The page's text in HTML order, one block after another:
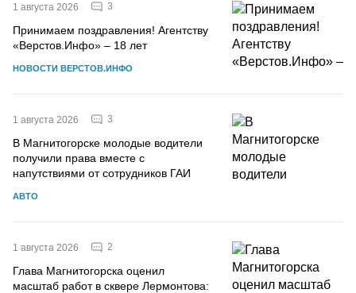
1 августа 2026 3
Принимаем поздравления! Агентству
«Верстов.Инфо» – 18 лет
НОВОСТИ ВЕРСТОВ.ИНФО
1 августа 2026 3
В Магнитогорске молодые водители
получили права вместе с
напутствиями от сотрудников ГАИ
АВТО
1 августа 2026 2
Глава Магнитогорска оценил
масштаб работ в сквере Лермонтова: